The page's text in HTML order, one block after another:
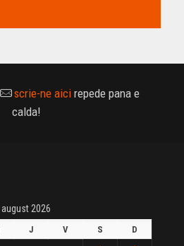
scrie-ne aici repede pana e
calda!
august 2026
J V S
D